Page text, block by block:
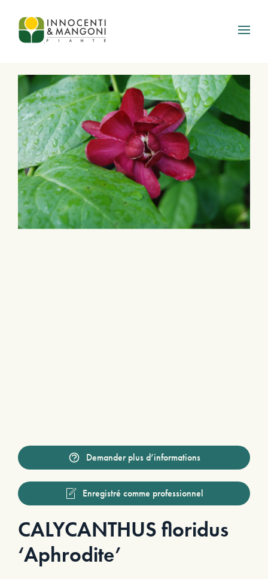
Skip to main content
Demander plus d’informations
Enregistré comme professionnel
CALYCANTHUS floridus
‘Aphrodite’